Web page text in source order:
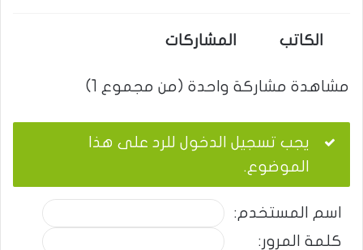
الكاتب المشاركات
مشاهدة مشاركة واحدة (من مجموع 1)
يجب تسجيل الدخول للرد على هذا
الموضوع.
اسم المستخدم:
كلمة المرور: